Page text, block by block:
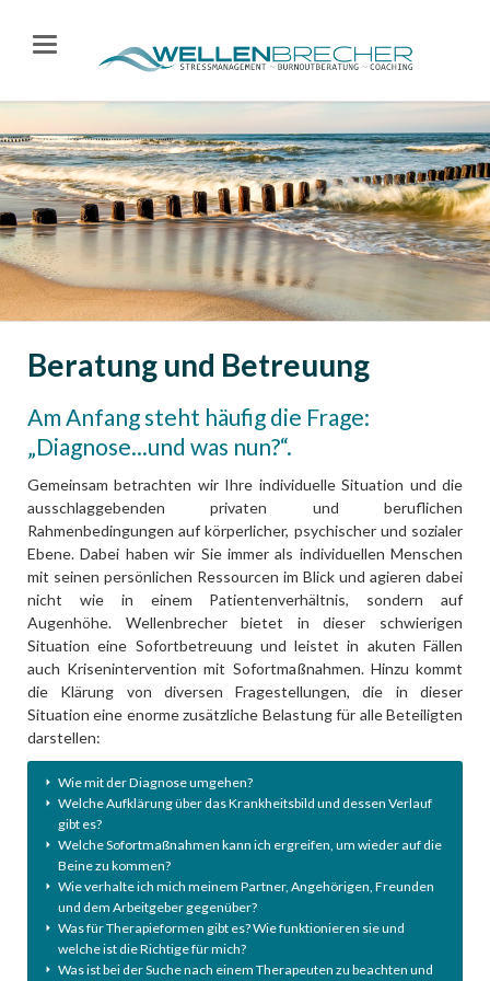
Beratung und Betreuung
Am Anfang steht häufig die Frage:
„Diagnose...und was nun?“.
Gemeinsam betrachten wir Ihre individuelle Situation und die
ausschlaggebenden privaten und beruflichen
Rahmenbedingungen auf körperlicher, psychischer und sozialer
Ebene. Dabei haben wir Sie immer als individuellen Menschen
mit seinen persönlichen Ressourcen im Blick und agieren dabei
nicht wie in einem Patientenverhältnis, sondern auf
Augenhöhe. Wellenbrecher bietet in dieser schwierigen
Situation eine Sofortbetreuung und leistet in akuten Fällen
auch Krisenintervention mit Sofortmaßnahmen. Hinzu kommt
die Klärung von diversen Fragestellungen, die in dieser
Situation eine enorme zusätzliche Belastung für alle Beteiligten
darstellen:
Wie mit der Diagnose umgehen?
Welche Aufklärung über das Krankheitsbild und dessen Verlauf
gibt es?
Welche Sofortmaßnahmen kann ich ergreifen, um wieder auf die
Beine zu kommen?
Wie verhalte ich mich meinem Partner, Angehörigen, Freunden
und dem Arbeitgeber gegenüber?
Was für Therapieformen gibt es? Wie funktionieren sie und
welche ist die Richtige für mich?
Was ist bei der Suche nach einem Therapeuten zu beachten und